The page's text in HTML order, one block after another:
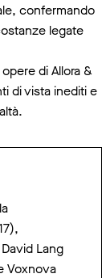
confermando
legate
di Allora &
di vista inediti e
Lang
Voxnova